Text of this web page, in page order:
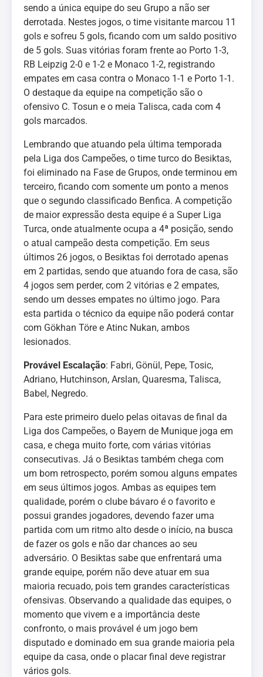
sendo a única equipe do seu Grupo a não ser
derrotada. Nestes jogos, o time visitante marcou 11
gols e sofreu 5 gols, ficando com um saldo positivo
de 5 gols. Suas vitórias foram frente ao Porto 1-3,
RB Leipzig 2-0 e 1-2 e Monaco 1-2, registrando
empates em casa contra o Monaco 1-1 e Porto 1-1.
O destaque da equipe na competição são o
ofensivo C. Tosun e o meia Talisca, cada com 4
gols marcados.
Lembrando que atuando pela última temporada
pela Liga dos Campeões, o time turco do Besiktas,
foi eliminado na Fase de Grupos, onde terminou em
terceiro, ficando com somente um ponto a menos
que o segundo classificado Benfica. A competição
de maior expressão desta equipe é a Super Liga
Turca, onde atualmente ocupa a 4ª posição, sendo
o atual campeão desta competição. Em seus
últimos 26 jogos, o Besiktas foi derrotado apenas
em 2 partidas, sendo que atuando fora de casa, são
4 jogos sem perder, com 2 vitórias e 2 empates,
sendo um desses empates no último jogo. Para
esta partida o técnico da equipe não poderá contar
com Gökhan Töre e Atinc Nukan, ambos
lesionados.
Provável Escalação: Fabri, Gönül, Pepe, Tosic,
Adriano, Hutchinson, Arslan, Quaresma, Talisca,
Babel, Negredo.
Para este primeiro duelo pelas oitavas de final da
Liga dos Campeões, o Bayern de Munique joga em
casa, e chega muito forte, com várias vitórias
consecutivas. Já o Besiktas também chega com
um bom retrospecto, porém somou alguns empates
em seus últimos jogos. Ambas as equipes tem
qualidade, porém o clube bávaro é o favorito e
possui grandes jogadores, devendo fazer uma
partida com um ritmo alto desde o início, na busca
de fazer os gols e não dar chances ao seu
adversário. O Besiktas sabe que enfrentará uma
grande equipe, porém não deve atuar em sua
maioria recuado, pois tem grandes características
ofensivas. Observando a qualidade das equipes, o
momento que vivem e a importância deste
confronto, o mais provável é um jogo bem
disputado e dominado em sua grande maioria pela
equipe da casa, onde o placar final deve registrar
vários gols.